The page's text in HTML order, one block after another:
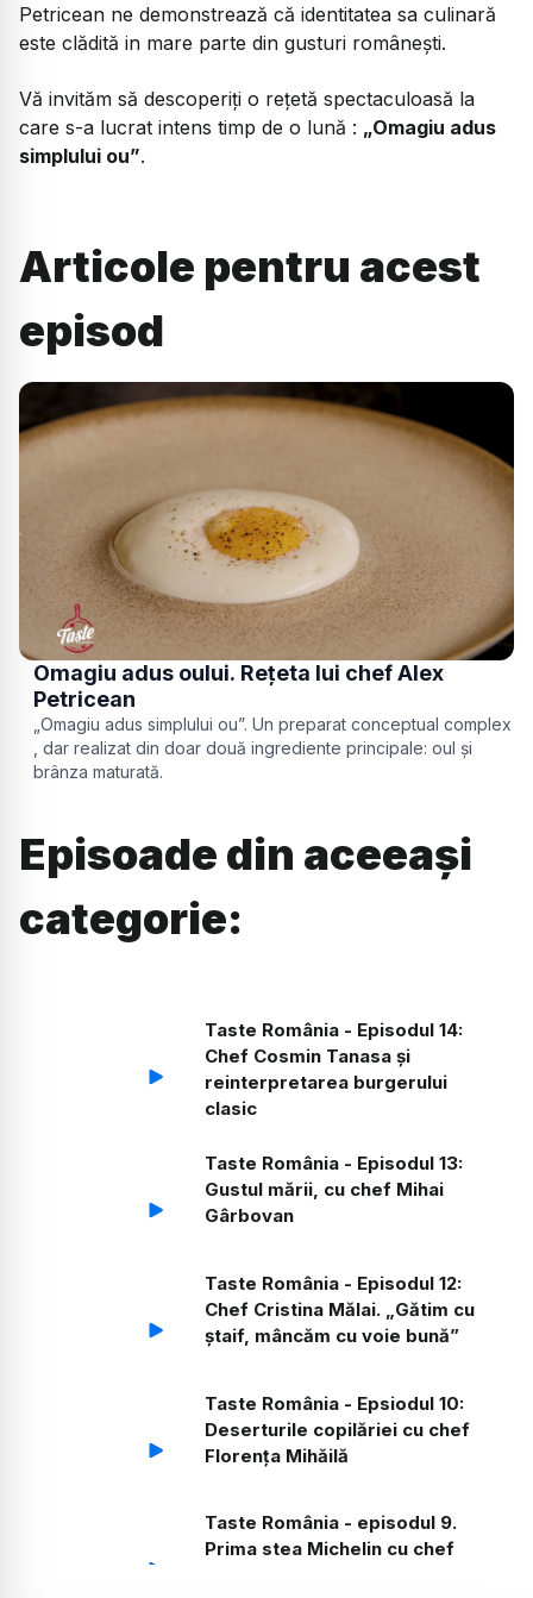
Petricean ne demonstrează că identitatea sa culinară
este clădită in mare parte din gusturi românești.
Vă invităm să descoperiți o rețetă spectaculoasă la
care s-a lucrat intens timp de o lună : „Omagiu adus
simplului ou”.
Articole pentru acest
episod
Omagiu adus oului. Rețeta lui chef Alex
Petricean
„Omagiu adus simplului ou”. Un preparat conceptual complex
, dar realizat din doar două ingrediente principale: oul și
brânza maturată.
Episoade din aceeași
categorie:
Taste România - Episodul 14:
Chef Cosmin Tanasa și
reinterpretarea burgerului
clasic
Taste România - Episodul 13:
Gustul mării, cu chef Mihai
Gârbovan
Taste România - Episodul 12:
Chef Cristina Mălai. „Gătim cu
ștaif, mâncăm cu voie bună”
Taste România - Epsiodul 10:
Deserturile copilăriei cu chef
Florența Mihăilă
Taste România - episodul 9.
Prima stea Michelin cu chef